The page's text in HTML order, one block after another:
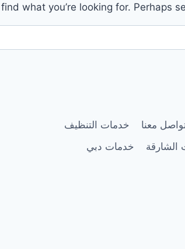
what you’re looking for. Perhaps
معنا
خدمات التنظيف
الشارقة
خدمات دبي